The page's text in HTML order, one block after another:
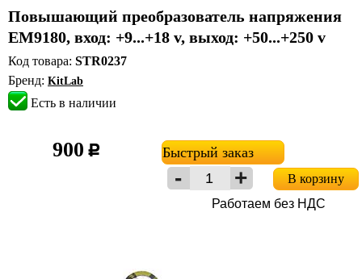
Повышающий преобразователь напряжения
EM9180, вход: +9...+18 v, выход: +50...+250 v
Код товара: STR0237
Бренд: KitLab
Есть в наличии
900 c Быстрый заказ
В корзину
Работаем без НДС